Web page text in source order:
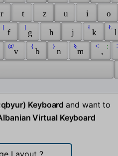
r t z u i
o
f
[
g
]
h j k
ł Ł
v
@
b
{
n
}
m
§
,
;
<
Keyboard and want to
Virtual Keyboard
Layout ?